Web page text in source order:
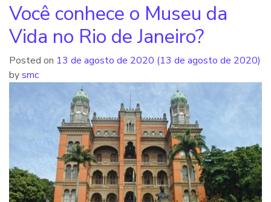
Você conhece o Museu da
Vida no Rio de Janeiro?
Posted on 13 de agosto de 2020 (13 de agosto de 2020)
bysmc